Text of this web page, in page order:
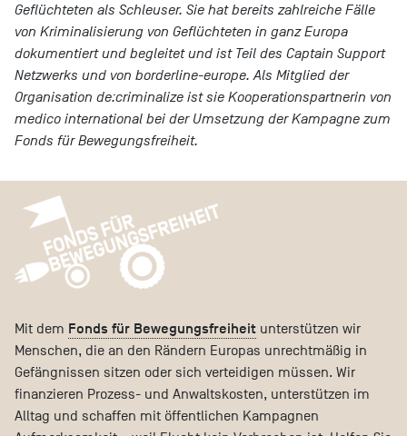
Geflüchteten als Schleuser. Sie hat bereits zahlreiche Fälle
von Kriminalisierung von Geflüchteten in ganz Europa
dokumentiert und begleitet und ist Teil des Captain Support
Netzwerks und von borderline-europe. Als Mitglied der
Organisation de:criminalize ist sie Kooperationspartnerin von
medico international bei der Umsetzung der Kampagne zum
Fonds für Bewegungsfreiheit.
Mit dem Fonds für Bewegungsfreiheit unterstützen wir
Menschen, die an den Rändern Europas unrechtmäßig in
Gefängnissen sitzen oder sich verteidigen müssen. Wir
finanzieren Prozess- und Anwaltskosten, unterstützen im
Alltag und schaffen mit öffentlichen Kampagnen